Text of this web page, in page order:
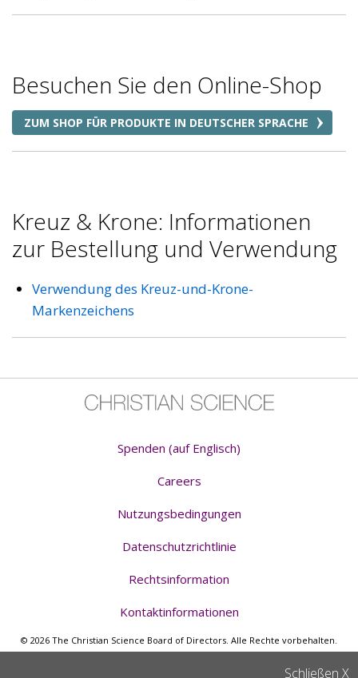
Besuchen Sie den Online-Shop
ZUM SHOP FÜR PRODUKTE IN DEUTSCHER SPRACHE
Kreuz & Krone: Informationen
zur Bestellung und Verwendung
Verwendung des Kreuz-und-Krone-
Markenzeichens
Spenden (auf Englisch)
Careers
Nutzungsbedingungen
Datenschutzrichtlinie
Rechtsinformation
Kontaktinformationen
© 2026 The Christian Science Board of Directors. Alle Rechte vorbehalten.
Schließen X